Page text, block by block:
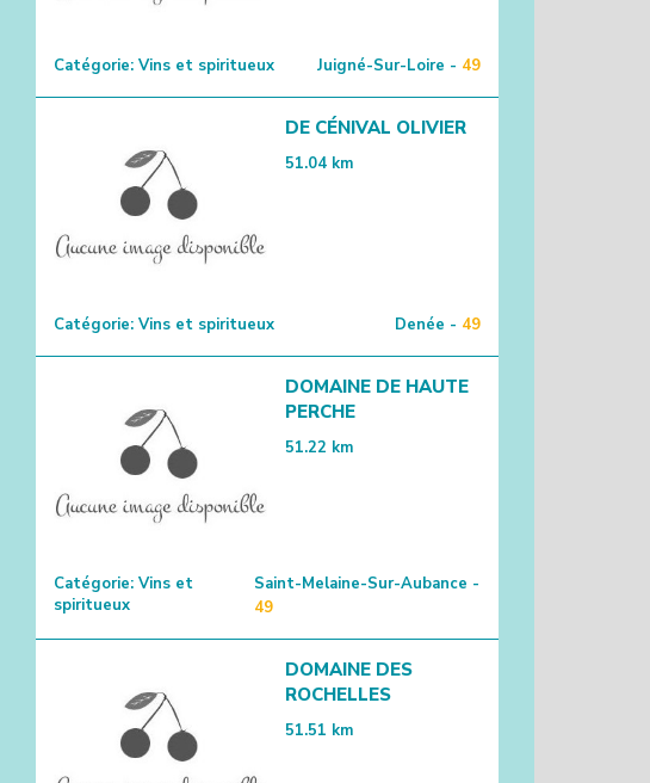
Catégorie: Vins et spiritueux Juigné-Sur-Loire - 49
DE CÉNIVAL OLIVIER
51.04 km
Catégorie: Vins et spiritueux Denée - 49
DOMAINE DE HAUTE
PERCHE
51.22 km
Catégorie: Vins et
spiritueux
Saint-Melaine-Sur-Aubance -
49
DOMAINE DES
ROCHELLES
51.51 km